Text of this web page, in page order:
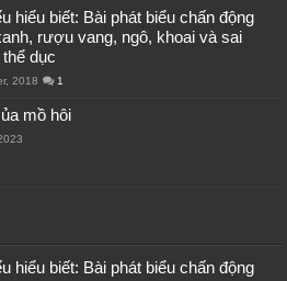
hiểu biết: Bài phát biểu chấn động
rượu vang, ngô, khoai và sai
dục
2018 1
mồ hôi
hiểu biết: Bài phát biểu chấn động